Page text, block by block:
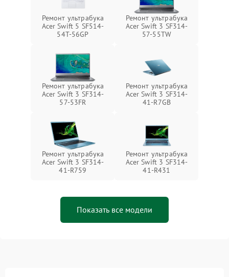
Ремонт ультрабука
Acer Swift 5 SF514-
54T-56GP
Ремонт ультрабука
Acer Swift 3 SF314-
57-55TW
Ремонт ультрабука
Acer Swift 3 SF314-
57-53FR
Ремонт ультрабука
Acer Swift 3 SF314-
41-R7GB
Ремонт ультрабука
Acer Swift 3 SF314-
41-R759
Ремонт ультрабука
Acer Swift 3 SF314-
41-R431
Показать все модели